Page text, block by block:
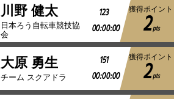
川野 健太
日本ろう自転車競技協
会
123
00:00:00
獲得ポイント
2pts
大原 勇生
チーム スクアドラ
151
00:00:00
獲得ポイント
2pts